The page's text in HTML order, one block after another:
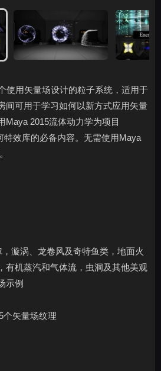
使用矢量场设计的粒子系统，适用于
间可用于学习如何以新方式应用矢量
Maya 2015流体动力学为项目
特效库的必备内容。无需使用Maya
漩涡、龙卷风及奇特鱼类，地面火
有机蒸汽和气体流，虫洞及其他美观
示例
个矢量场纹理